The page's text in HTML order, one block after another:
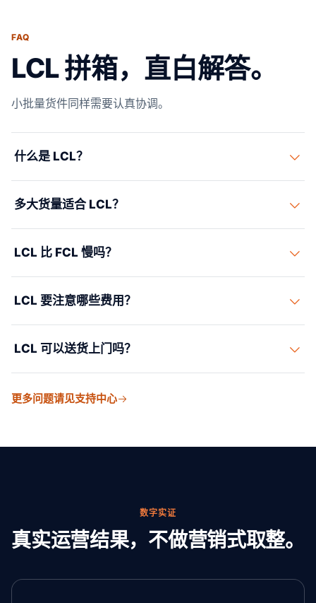
FAQ
LCL 拼箱，直白解答。
小批量货件同样需要认真协调。
什么是 LCL？
的舱位付费，通常按 CBM 或重量计。
多大货量适合 LCL？
济点之前都值得考虑。
LCL 比 FCL 慢吗？
止时间和目的地操作。
LCL 要注意哪些费用？
以及商品相关的专项费用。
LCL 可以送货上门吗？
报价。
更多问题请见支持中心
数字实证
真实运营结果，不做营销式取整。